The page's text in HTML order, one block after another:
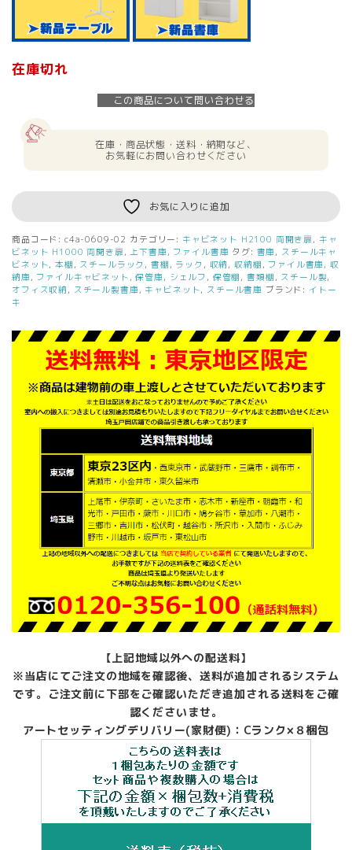
在庫切れ
この商品について問い合わせる
在庫・商品状態・送料・納期など、
お気軽にお問い合わせください
お気に入りに追加
商品コード: c4a-0609-02 カテゴリー: キャビネット H2100 両開き扉 , キャ
ビネット H1000 両開き扉 ,上下書庫, ファイル書庫 タグ: 書庫, スチールキャ
ビネット,本棚 , スチールラック ,書棚 , ラック , 収納 , 収納棚 , ファイル書庫, 収
納庫, ファイルキャビネット ,保管庫, シェルフ , 保管棚 , 書類棚 , スチール製,
オフィス収納 , スチール製書庫, キャビネット, スチール書庫 ブランド: イトー
キ
【上記地域以外への配送料】
※当店にてご注文の地域を確認後、送料が追加されるシステム
です。ご注文前に下部をご確認いただき追加される送料をご確
認くださいませ。
アートセッティングデリバリー(家財便)：Cランク×８梱包